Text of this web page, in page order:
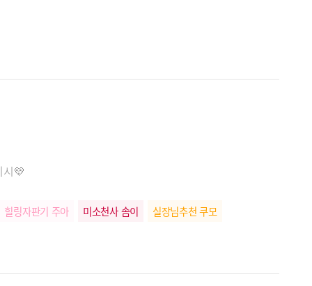
시💛
힐링자판기 주아 미소천사 솜이
실장님추천 쿠모